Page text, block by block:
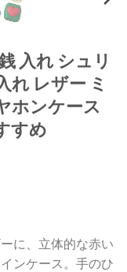
入れ シュリ
れ レザー ミ
ホンケース
すめ
に、立体的な赤い
ンケース。手のひ